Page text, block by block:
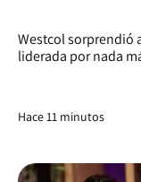
Westcol sorprendió
liderada por nada
Hace 11 minutos